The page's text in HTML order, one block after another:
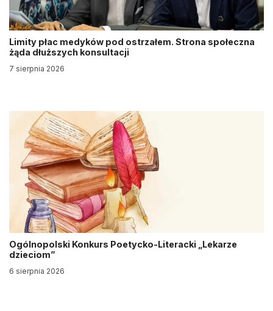
Limity płac medyków pod ostrzałem. Strona społeczna
żąda dłuższych konsultacji
7 sierpnia 2026
Ogólnopolski Konkurs Poetycko-Literacki „Lekarze
dzieciom”
6 sierpnia 2026